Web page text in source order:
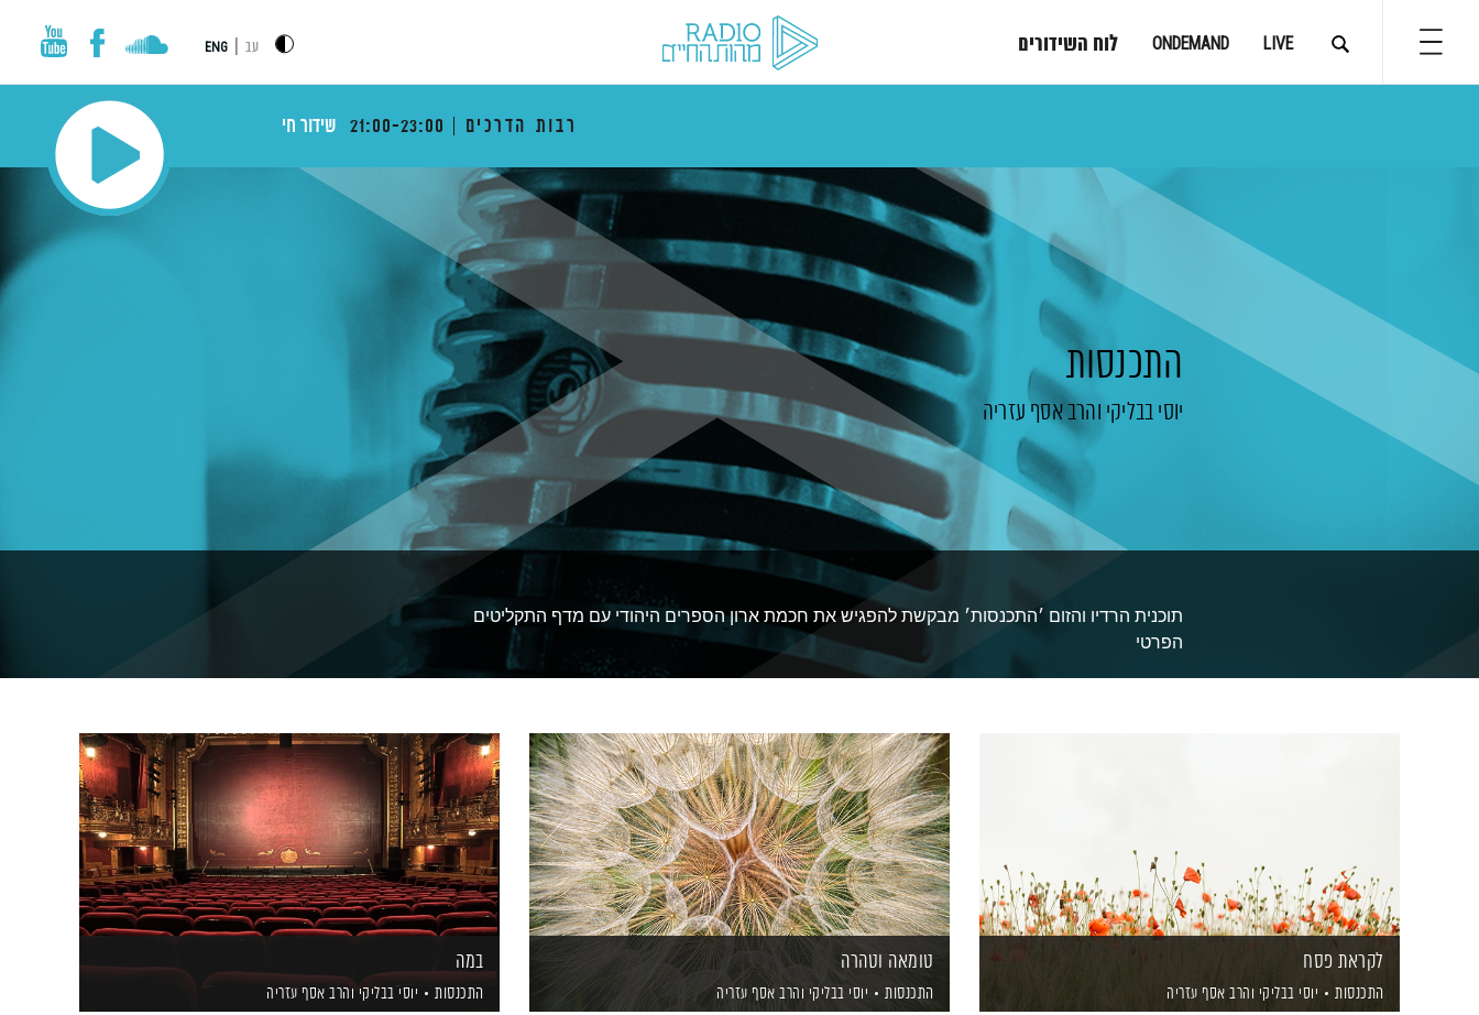
LIVE
ONDEMAND לוח השידורים עב ENG
רבות הדרכים 21:00-23:00 שידור חי
התכנסות
יוסי בבליקי והרב אסף עזריה
תוכנית הרדיו והזום ׳התכנסות׳ מבקשת להפגיש את חכמת ארון הספרים היהודי עם מדף התקליטים
הפרטי
לקראת פסח
התכנסות יוסי בבליקי והרב אסף עזריה
טומאה וטהרה
התכנסות יוסי בבליקי והרב אסף עזריה
במה
התכנסות יוסי בבליקי והרב אסף עזריה